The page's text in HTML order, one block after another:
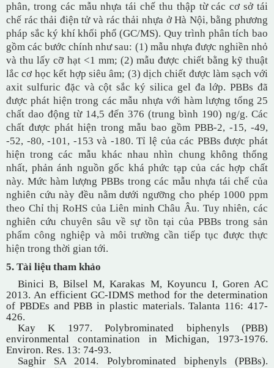
phân, trong các mẫu nhựa tái chế thu thập từ các cơ sở tái
chế rác thải điện tử và rác thải nhựa ở Hà Nội, bằng phương
pháp sắc ký khí khối phổ (GC/MS). Quy trình phân tích bao
gồm các bước chính như sau: (1) mẫu nhựa được nghiền nhỏ
và thu lấy cỡ hạt <1 mm; (2) mẫu được chiết bằng kỹ thuật
lắc cơ học kết hợp siêu âm; (3) dịch chiết được làm sạch với
axit sulfuric đặc và cột sắc ký silica gel đa lớp. PBBs đã
được phát hiện trong các mẫu nhựa với hàm lượng tổng 25
chất dao động từ 14,5 đến 376 (trung bình 190) ng/g. Các
chất được phát hiện trong mẫu bao gồm PBB-2, -15, -49,
-52, -80, -101, -153 và -180. Tỉ lệ của các PBBs được phát
hiện trong các mẫu khác nhau nhìn chung không thống
nhất, phản ánh nguồn gốc khá phức tạp của các hợp chất
này. Mức hàm lượng PBBs trong các mẫu nhựa tái chế của
nghiên cứu này đều nằm dưới ngưỡng cho phép 1000 ppm
theo Chỉ thị RoHS của Liên minh Châu Âu. Tuy nhiên, các
nghiên cứu chuyên sâu về sự tồn tại của PBBs trong sản
phẩm công nghiệp và môi trường cần tiếp tục được thực
hiện trong thời gian tới.
5. Tài liệu tham khảo
Binici B, Bilsel M, Karakas M, Koyuncu I, Goren AC
2013. An efficient GC-IDMS method for the determination
of PBDEs and PBB in plastic materials. Talanta 116: 417-
426.
KayK 1977. Polybrominated biphenyls (PBB)
environmental contamination in Michigan, 1973-1976.
Environ. Res. 13: 74-93.
SaghirSA 2014. Polybrominated biphenyls (PBBs).